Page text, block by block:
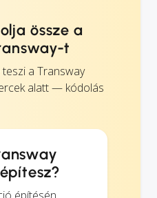
össze a
t
a Transway
alatt — kódolás